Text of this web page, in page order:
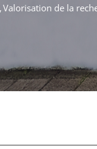
Valorisation de la